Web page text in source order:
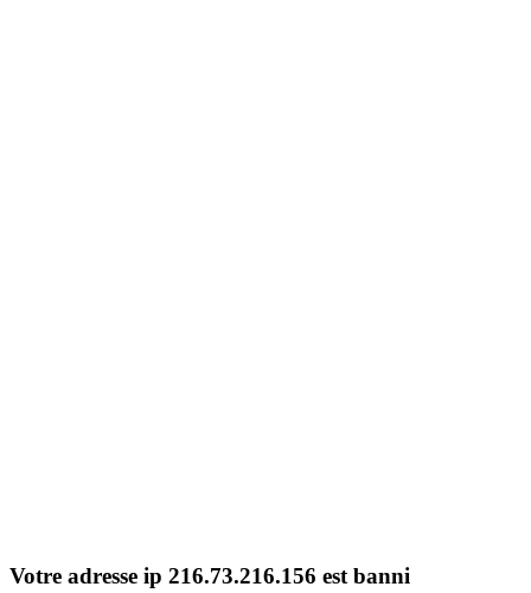
Votre adresse ip 216.73.216.156 est banni